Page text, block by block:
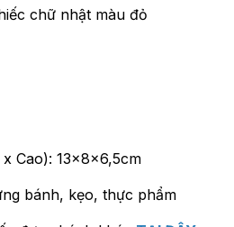
chữ nhật màu đỏ
Cao): 13x8x6,5cm
bánh, kẹo, thực phẩm